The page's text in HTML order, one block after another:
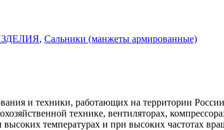
, Сальники (манжеты армированные)
и техники, работающих на территории
технике, вентиляторах,
температурах и при высоких частотах